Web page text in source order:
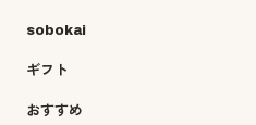
sobokai
ギフト
おすすめ